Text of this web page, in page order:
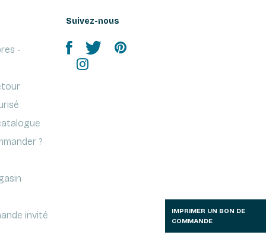
-
?
invité
Suivez-nous
IMPRIMER UN BON DE
COMMANDE